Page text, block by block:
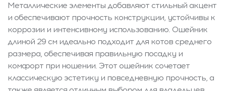
Металлические элементы добавляют стильный акцент
и обеспечивают прочность конструкции, устойчивы к
коррозии и интенсивному использованию. Ошейник
длиной 29 см идеально подходит для котов среднего
размера, обеспечивая правильную посадку и
комфорт при ношении. Этот ошейник сочетает
классическую эстетику и повседневную прочность, а